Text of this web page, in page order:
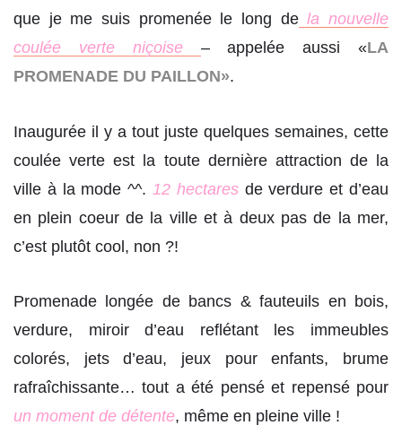
que je me suis promenée le long de la nouvelle
coulée verte niçoise
– appelée aussi «LA
PROMENADE DU PAILLON».
Inaugurée il y a tout juste quelques semaines, cette
coulée verte est la toute dernière attraction de la
ville à la mode ^^. 12 hectaresde verdure et d’eau
en plein coeur de la ville et à deux pas de la mer,
c’est plutôt cool, non ?!
Promenade longée de bancs & fauteuils en bois,
verdure, miroir d’eau reflétant les immeubles
colorés, jets d’eau, jeux pour enfants, brume
rafraîchissante… tout a été pensé et repensé pour
un moment de détente, même en pleine ville !